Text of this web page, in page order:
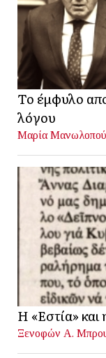
Το έμφυλο
λόγου
Μαρία
Η «Εστία» και
Ξενοφών Α.